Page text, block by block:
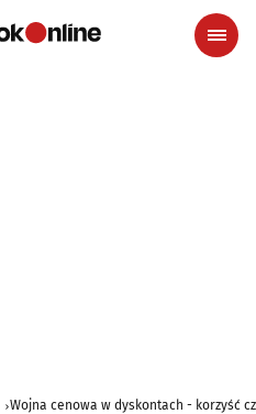
Wojna cenowa w dyskontach - korzyść